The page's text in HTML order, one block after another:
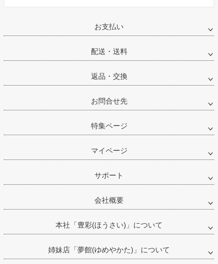
お支払い
配送・送料
返品・交換
お問合せ先
特集ページ
マイページ
サポート
会社概要
本社「豊彩(ほうさい)」について
姉妹店「夢館(ゆめやかた)」について